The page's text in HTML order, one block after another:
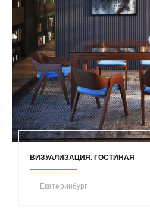
ВИЗУАЛИЗАЦИЯ. ГОСТИНАЯ
Екатеринбург